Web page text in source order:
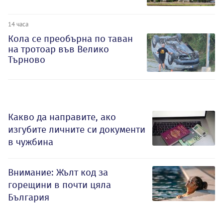
14 часа
Кола се преобърна по таван
на тротоар във Велико
Търново
Какво да направите, ако
изгубите личните си документи
в чужбина
Внимание: Жълт код за
горещини в почти цяла
България